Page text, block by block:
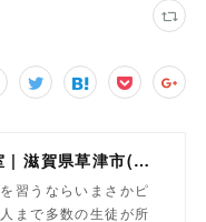
いまさかピアノ教室 | 滋賀県草津市(南草津)のピアノ教室
習うならいまさかピ
まで多数の生徒が所